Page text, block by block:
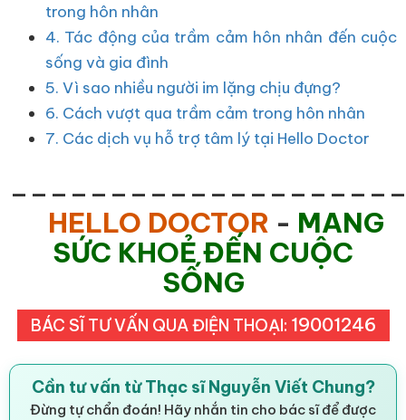
trong hôn nhân
4. Tác động của trầm cảm hôn nhân đến cuộc
sống và gia đình
5. Vì sao nhiều người im lặng chịu đựng?
6. Cách vượt qua trầm cảm trong hôn nhân
7. Các dịch vụ hỗ trợ tâm lý tại Hello Doctor
HELLO DOCTOR - MANG
SỨC KHOẺ ĐẾN CUỘC
SỐNG
BÁC SĨ TƯ VẤN QUA ĐIỆN THOẠI: 19001246
Cần tư vấn từ Thạc sĩ Nguyễn Viết Chung?
Đừng tự chẩn đoán! Hãy nhắn tin cho bác sĩ để được